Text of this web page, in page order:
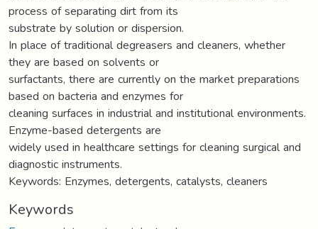
process of separating dirt from its
substrate by solution or dispersion.
In place of traditional degreasers and cleaners, whether
they are based on solvents or
surfactants, there are currently on the market preparations
based on bacteria and enzymes for
cleaning surfaces in industrial and institutional environments.
Enzyme-based detergents are
widely used in healthcare settings for cleaning surgical and
diagnostic instruments.
Keywords: Enzymes, detergents, catalysts, cleaners
Keywords